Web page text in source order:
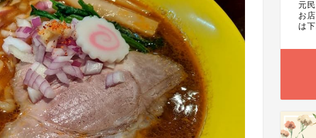
元
お
は